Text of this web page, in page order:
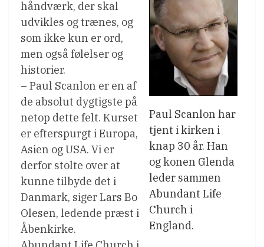
Paul Scanlon har
tjent i kirken i
knap 30 år. Han
og konen Glenda
leder sammen
Abundant Life
Church i
England.
håndværk, der skal
udvikles og trænes, og
som ikke kun er ord,
men også følelser og
historier.
– Paul Scanlon er en af
de absolut dygtigste på
netop dette felt. Kurset
er efterspurgt i Europa,
Asien og USA. Vi er
derfor stolte over at
kunne tilbyde det i
Danmark, siger Lars Bo
Olesen, ledende præst i
Åbenkirke.